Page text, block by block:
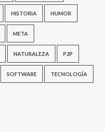
HISTORIA HUMOR
META
NATURALEZA P2P
SOFTWARE TECNOLOGÍA